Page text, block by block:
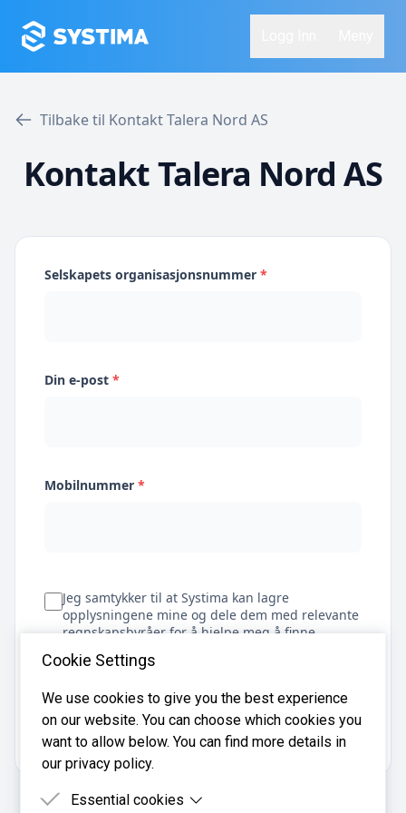
Tilbake til Kontakt Talera Nord AS
Kontakt Talera Nord AS
Selskapets organisasjonsnummer *
Din e-post *
Mobilnummer *
Jeg samtykker til at Systima kan lagre
opplysningene mine og dele dem med relevante
regnskapsbyråer for å hjelpe meg å finne
regnskapsfører
Få tilbud
Cookie Settings
We use cookies to give you the best experience
on our website. You can choose which cookies you
want to allow below. You can find more details in
our privacy policy.
Essential cookies